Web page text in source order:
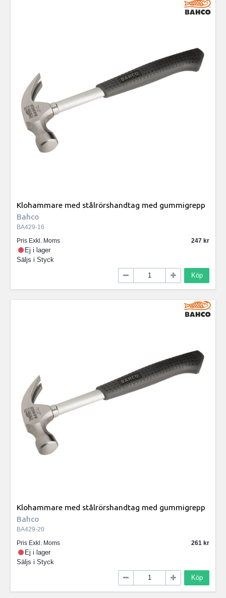
Klohammare med stålrörshandtag med gummigrepp
Bahco
BA429-16
Pris Exkl. Moms
247
Ej i lager
Säljs i Styck
Köp
Klohammare med stålrörshandtag med gummigrepp
Bahco
BA429-20
Pris Exkl. Moms
261
Ej i lager
Säljs i Styck
Köp